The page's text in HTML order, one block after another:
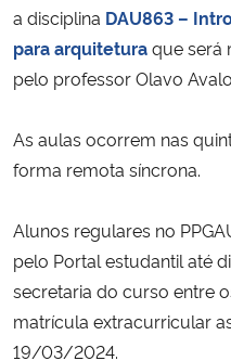
Ministério do Desenvolvimento
Ministério da Mulher, da Família e
Secretaria-Geral
Secretaria de Governo
Gabinete de Segurança Institucional
a disciplina DAU863 –
para arquiteturaque será
pelo professor Olavo
As aulas ocorrem nas
forma remota síncrona.
Alunos regulares no
pelo Portal estudantil até
secretaria do curso entre
matrícula extracurricular
19/03/2024.